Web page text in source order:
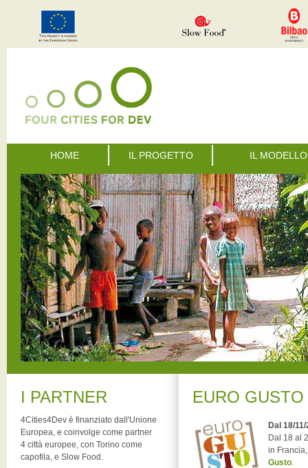
HOME IL PROGETTO IL MODELLO
I PARTNER
4Cities4Dev è finanziato dall'Unione
Europea, e coinvolge come partner
4 città europee, con Torino come
capofila, e Slow Food.
EURO GUSTO
Dal 18/
Dal 18 al
in
Gusto.